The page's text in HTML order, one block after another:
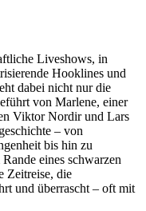
Liveshows, in
Hooklines und
dabei nicht nur die
von Marlene, einer
Viktor Nordir und Lars
– von
bis hin zu
eines schwarzen
Zeitreise, die
und überrascht – oft mit